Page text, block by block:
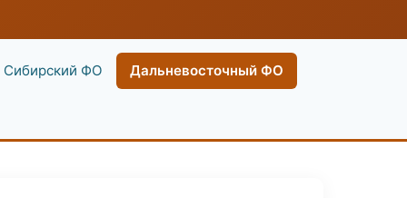
Сибирский ФО Дальневосточный ФО